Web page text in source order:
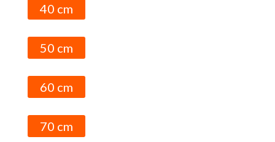
40 cm
50 cm
60 cm
70 cm